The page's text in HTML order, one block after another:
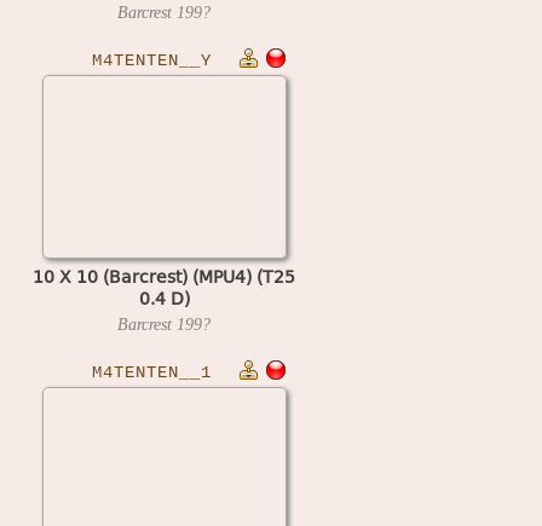
Barcrest 199?
M4TENTEN__Y
10 X 10 (Barcrest) (MPU4) (T25
0.4 D)
Barcrest 199?
M4TENTEN__1